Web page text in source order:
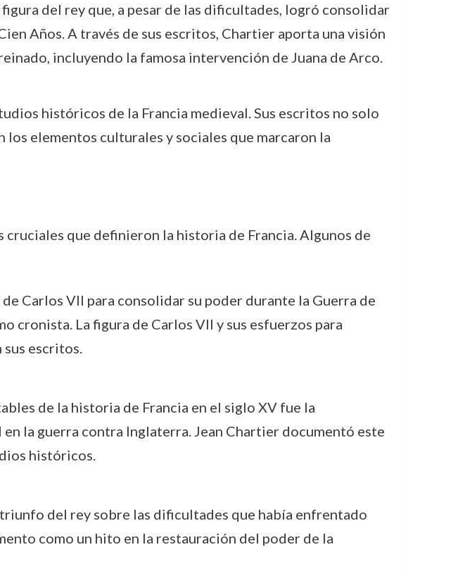
del rey que, a pesar de las dificultades, logró consolidar
Años. A través de sus escritos, Chartier aporta una visión
incluyendo la famosa intervención de Juana de Arco.
históricos de la Francia medieval. Sus escritos no solo
elementos culturales y sociales que marcaron la
que definieron la historia de Francia. Algunos de
Carlos VII para consolidar su poder durante la Guerra de
cronista. La figura de Carlos VII y sus esfuerzos para
escritos.
de la historia de Francia en el siglo XV fue la
la guerra contra Inglaterra. Jean Chartier documentó este
históricos.
del rey sobre las dificultades que había enfrentado
como un hito en la restauración del poder de la